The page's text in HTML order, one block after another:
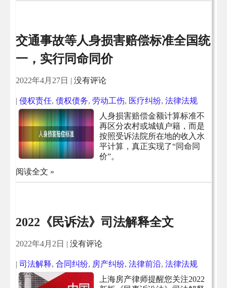
交通事故等人身损害赔偿标准全国统
一，实行同命同价
2022年4月27日 | 没有评论
| 侵权责任, 债权债务, 劳动工伤, 医疗纠纷, 法律法规
人身损害赔偿金额计算标准不
再区分农村或城镇户籍，而是
按照受诉法院所在地的收入水
平计算，真正实现了“同命同
价”。
阅读全文 »
2022《民诉法》司法解释全文
2022年4月2日 | 没有评论
| 司法解释, 合同纠纷, 房产纠纷, 法律前沿, 法律法规
上海房产律师提醒您关注2022